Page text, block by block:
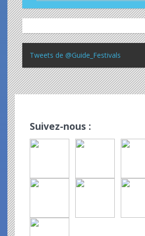
Tweets de @Guide_Festivals
Suivez-nous :